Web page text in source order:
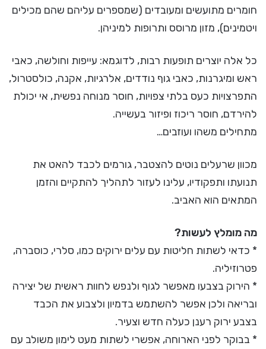
חומרים מתועשים ומעובדים (שמספרים עליהם שהם מכילים
ויטמינים), מזון מרוסס ותרופות למיניהן.
כל אלה יוצרים תופעות רבות, לדוגמא: עייפות וחולשה, כאבי
ראש ומיגרנות, כאבי גוף נודדים, אלרגיות, אקנה, כולסטרול,
התפרצויות כעס בלתי צפויות, חוסר מנוחה נפשית, אי יכולת
להירדם, חוסר ריכוז ופיזור בעשייה.
מתחילים משהו ועוזבים…
מכוון שרעלים נוטים להצטבר, גורמים לכבד להאט את
תנועתו ותפקודיו, עלינו לעזור לתהליך להתקיים והזמן
המתאים הוא האביב.
מה מומלץ לעשות?
* כדאי לשתות חליטות עם עלים ירוקים כמו, סלרי, כוסברה,
פטרוזיליה.
* הירוק בצבעו מאפשר לגוף ולנפש לחוות ראשית של יצירה
ובריאה ולכן אפשר להשתמש בדמיון ולצבוע את הכבד
בצבע ירוק רענן כעלה חדש וצעיר.
* בבוקר לפני הארוחה, אפשרי לשתות מעט לימון משולב עם